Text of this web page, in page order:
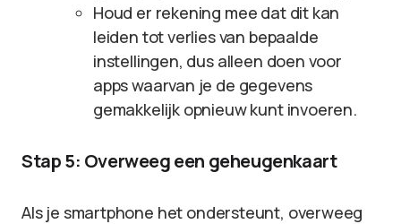
Houd er rekening mee dat dit kan
leiden tot verlies van bepaalde
instellingen, dus alleen doen voor
apps waarvan je de gegevens
gemakkelijk opnieuw kunt invoeren.
Stap 5: Overweeg een geheugenkaart
Als je smartphone het ondersteunt, overweeg